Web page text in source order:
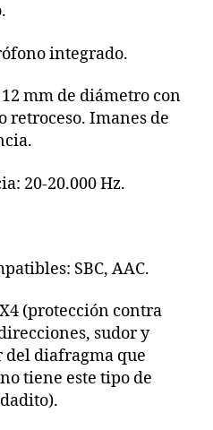
integrado.
mm de diámetro con
retroceso. Imanes de
20-20.000 Hz.
SBC, AAC.
(protección contra
sudor y
diafragma que
tiene este tipo de